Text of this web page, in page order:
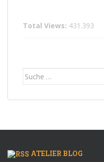
Total Views: 431.393
Suche
ATELIER BLOG